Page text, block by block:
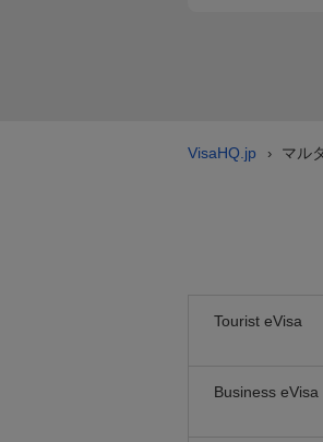
VisaHQ.jp › マル
Tourist eVisa
Business eVisa